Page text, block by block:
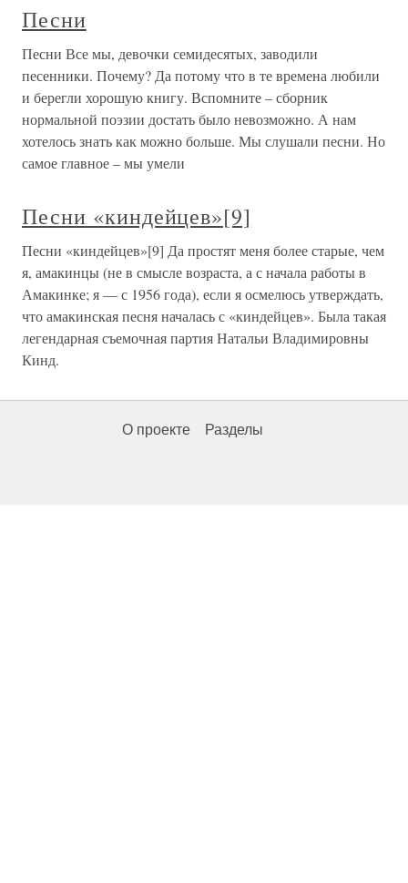
Песни
Песни Все мы, девочки семидесятых, заводили
песенники. Почему? Да потому что в те времена любили
и берегли хорошую книгу. Вспомните – сборник
нормальной поэзии достать было невозможно. А нам
хотелось знать как можно больше. Мы слушали песни. Но
самое главное – мы умели
Песни «киндейцев»[9]
Песни «киндейцев»[9] Да простят меня более старые, чем
я, амакинцы (не в смысле возраста, а с начала работы в
Амакинке; я — с 1956 года), если я осмелюсь утверждать,
что амакинская песня началась с «киндейцев». Была такая
легендарная съемочная партия Натальи Владимировны
Кинд.
О проекте Разделы